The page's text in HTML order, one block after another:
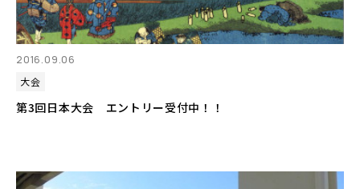
2016.09.06
大会
第3回日本大会 エントリー受付中！！